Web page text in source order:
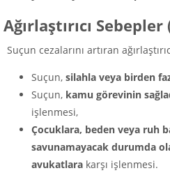
Ağırlaştırıcı
Suçun cezalarını artıran
Suçun, silahla veya birden
Suçun, kamu görevinin
işlenmesi,
Çocuklara, beden veya ruh
savunamayacak durumda
avukatlara karşı işlenmesi.